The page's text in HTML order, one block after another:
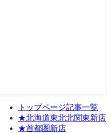
トップページ記事一覧
★北海道東北北関東新店
★首都圏新店